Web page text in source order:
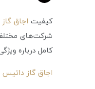
کیفیت اجاق
شرکت‌های مختلف
کامل درباره
اجاق گاز داتیس